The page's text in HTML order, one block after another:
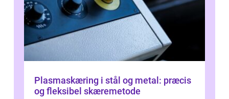
Plasmaskæring i stål og metal: præcis
og fleksibel skæremetode